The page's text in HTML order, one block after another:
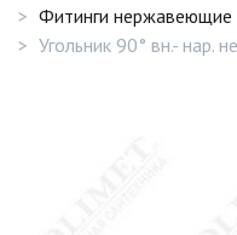
Фитинги нержавеющие
Угольник 90° вн.- нар.